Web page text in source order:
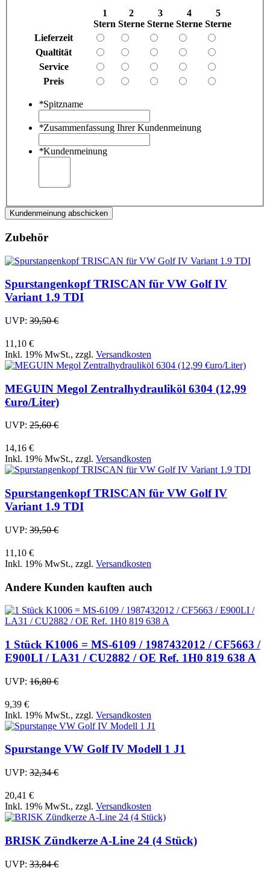
1
Stern
2
Sterne
3
Sterne
4
Sterne
5
Sterne
Lieferzeit
Qualtität
Service
Preis
*Spitzname
*Zusammenfassung Ihrer Kundenmeinung
*Kundenmeinung
Kundenmeinung abschicken
Zubehör
Spurstangenkopf TRISCAN für VW Golf IV
Variant 1.9 TDI
UVP: 39,50 €
11,10 €
Inkl. 19% MwSt., zzgl. Versandkosten
MEGUIN Megol Zentralhydrauliköl 6304 (12,99
€uro/Liter)
UVP: 25,60 €
14,16 €
Inkl. 19% MwSt., zzgl. Versandkosten
Spurstangenkopf TRISCAN für VW Golf IV
Variant 1.9 TDI
UVP: 39,50 €
11,10 €
Inkl. 19% MwSt., zzgl. Versandkosten
Andere Kunden kauften auch
1 Stück K1006 = MS-6109 / 1987432012 / CF5663 /
E900LI / LA31 / CU2882 / OE Ref. 1H0 819 638 A
UVP: 16,80 €
9,39 €
Inkl. 19% MwSt., zzgl. Versandkosten
Spurstange VW Golf IV Modell 1 J1
UVP: 32,34 €
20,41 €
Inkl. 19% MwSt., zzgl. Versandkosten
BRISK Zündkerze A-Line 24 (4 Stück)
UVP: 33,84 €